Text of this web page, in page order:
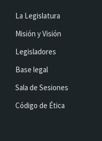
La Legislatura
Misión y Visión
Legisladores
Base legal
Sala de Sesiones
Código de Ética